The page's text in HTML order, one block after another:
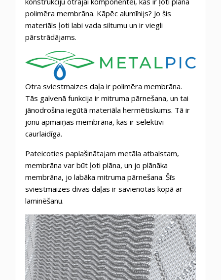
polimēra membrāna. Kāpēc alumīnijs? Jo šis
materiāls ļoti labi vada siltumu un ir viegli
pārstrādājams.
Otra sviestmaizes daļa ir polimēra membrāna.
Tās galvenā funkcija ir mitruma pārnešana, un tai
jānodrošina iegūtā materiāla hermētiskums. Tā ir
jonu apmaiņas membrāna, kas ir selektīvi
caurlaidīga.
Pateicoties paplašinātajam metāla atbalstam,
membrāna var būt ļoti plāna, un jo plānāka
membrāna, jo labāka mitruma pārnešana. Šīs
sviestmaizes divas daļas ir savienotas kopā ar
laminēšanu.